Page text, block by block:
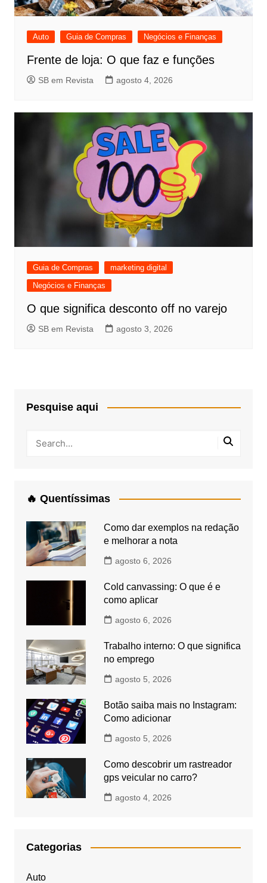
Auto Guia de Compras Negócios e Finanças
Frente de loja: O que faz e funções
SB em Revista agosto 4, 2026
Guia de Compras
marketing digital
Negócios e Finanças
O que significa desconto off no varejo
SB em Revista agosto 3, 2026
Pesquise aqui
🔥 Quentíssimas
Como dar exemplos na redação
e melhorar a nota
agosto 6, 2026
Cold canvassing: O que é e
como aplicar
agosto 6, 2026
Trabalho interno: O que significa
no emprego
agosto 5, 2026
Botão saiba mais no Instagram:
Como adicionar
agosto 5, 2026
Como descobrir um rastreador
gps veicular no carro?
agosto 4, 2026
Categorias
Auto